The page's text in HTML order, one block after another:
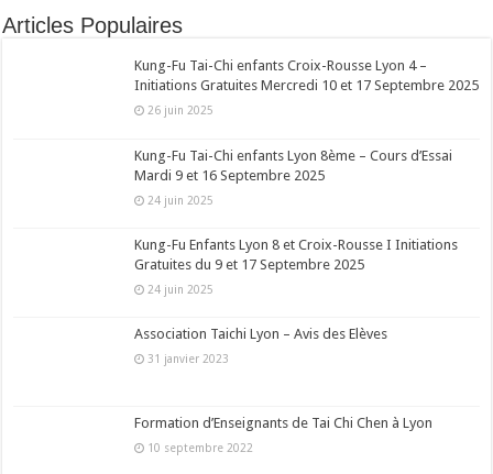
Articles Populaires
Kung-Fu Tai-Chi enfants Croix-Rousse Lyon 4 –
Initiations Gratuites Mercredi 10 et 17 Septembre 2025
26 juin 2025
Kung-Fu Tai-Chi enfants Lyon 8ème – Cours d’Essai
Mardi 9 et 16 Septembre 2025
24 juin 2025
Kung-Fu Enfants Lyon 8 et Croix-Rousse I Initiations
Gratuites du 9 et 17 Septembre 2025
24 juin 2025
Association Taichi Lyon – Avis des Elèves
31 janvier 2023
Formation d’Enseignants de Tai Chi Chen à Lyon
10 septembre 2022